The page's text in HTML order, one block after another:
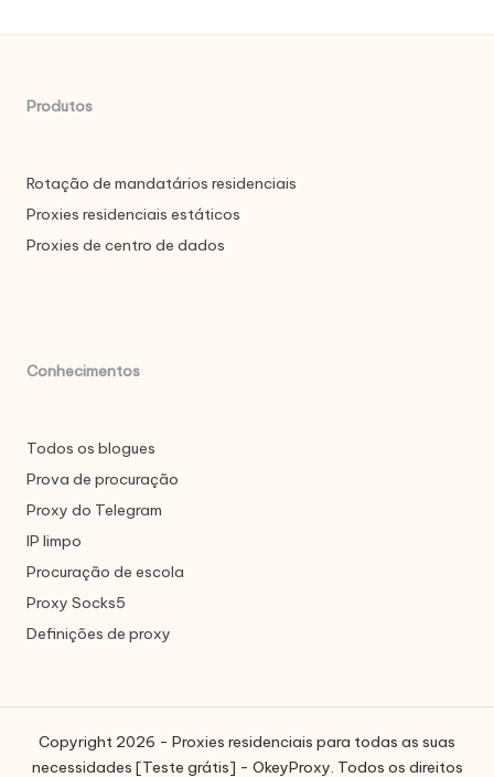
Produtos
Rotação de mandatários residenciais
Proxies residenciais estáticos
Proxies de centro de dados
Conhecimentos
Todos os blogues
Prova de procuração
Proxy do Telegram
IP limpo
Procuração de escola
Proxy Socks5
Definições de proxy
Copyright 2026 - Proxies residenciais para todas as suas
necessidades [Teste grátis] - OkeyProxy. Todos os direitos